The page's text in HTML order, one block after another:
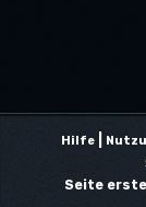
Hilfe|
Seite